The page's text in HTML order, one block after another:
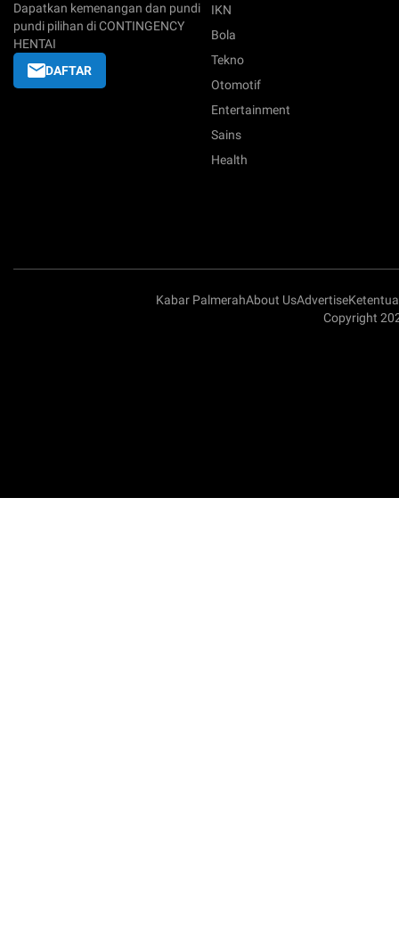
Dapatkan kemenangan dan pundi
pundi pilihan di CONTINGENCY
HENTAI
DAFTAR
IKN
Bola
Tekno
Otomotif
Entertainment
Sains
Health
Kabar PalmerahAbout UsAdvertise
Copyright